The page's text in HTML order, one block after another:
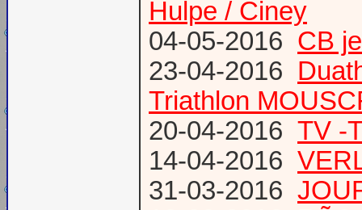
Hulpe / Ciney
04-05-2016 CB
23-04-2016
Triathlon
20-04-2016 TV -
14-04-2016
31-03-2016